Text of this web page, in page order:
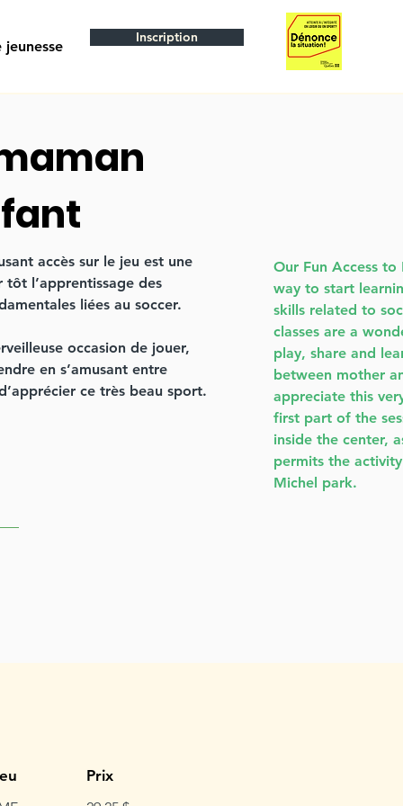
jeunesse
Inscription
accès sur le jeu est une
l’apprentissage des
liées au soccer.
occasion de jouer,
en s’amusant entre
ce très beau sport.
Our Fun Access
way to start
skills related to
classes are a
play, share and
between mother
appreciate this
first part of the
inside the center,
permits the
Michel park.
Prix